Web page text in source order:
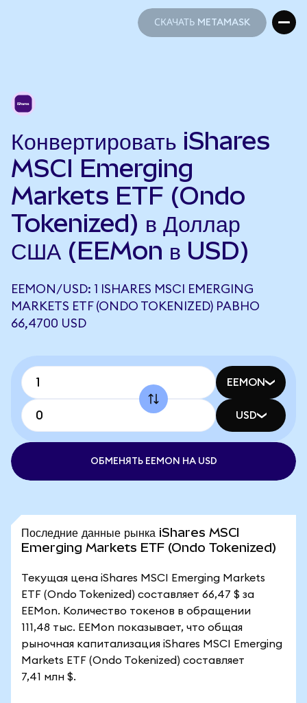
СКАЧАТЬ METAMASK
Конвертировать iShares
MSCI Emerging
Markets ETF (Ondo
Tokenized) в Доллар
США (EEMon в USD)
EEMON/USD: 1 ISHARES MSCI EMERGING
MARKETS ETF (ONDO TOKENIZED) РАВНО
66,4700 USD
EEMON
USD
ОБМЕНЯТЬ EEMON НА USD
Последние данные рынка iShares MSCI
Emerging Markets ETF (Ondo Tokenized)
Текущая цена iShares MSCI Emerging Markets
ETF (Ondo Tokenized) составляет 66,47 $ за
EEMon. Количество токенов в обращении
111,48 тыс. EEMon показывает, что общая
рыночная капитализация iShares MSCI Emerging
Markets ETF (Ondo Tokenized) составляет
7,41 млн $.